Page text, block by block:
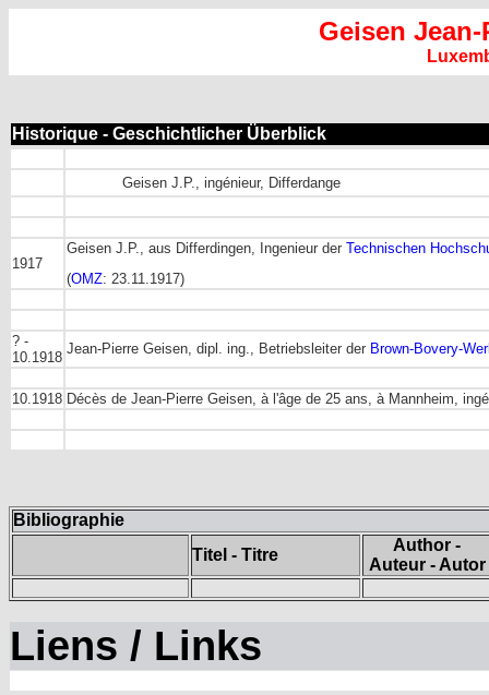
Geisen Jean-
Historique - Geschichtlicher Überblick
Geisen J.P., ingénieur, Differdange
1917
Geisen J.P., aus Differdingen, Ingenieur der Technischen
(OMZ: 23.11.1917)
? -
10.1918
Jean-Pierre Geisen, dipl. ing., Betriebsleiter der Brown-Bovery-
10.1918 Décès de Jean-Pierre Geisen, à l'âge de 25 ans, à Mannheim,
Bibliographie
Titel - Titre
Author -
Auteur - Autor
Liens / Links